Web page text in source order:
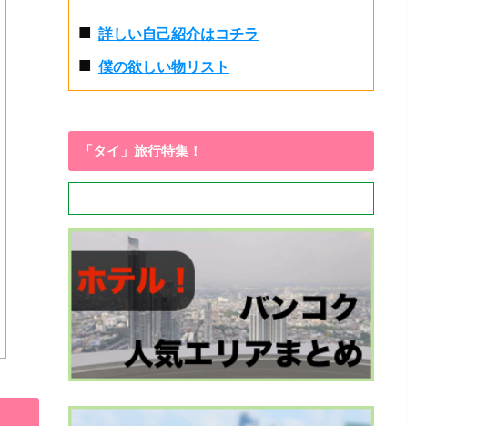
■ 詳しい自己紹介はコチラ
■ 僕の欲しい物リスト
「タイ」旅行特集！